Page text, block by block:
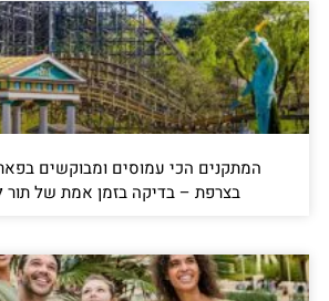
המתקנים הכי עמוסים ומבוקשים
בצרפת – בדיקה בזמן אמת של תור